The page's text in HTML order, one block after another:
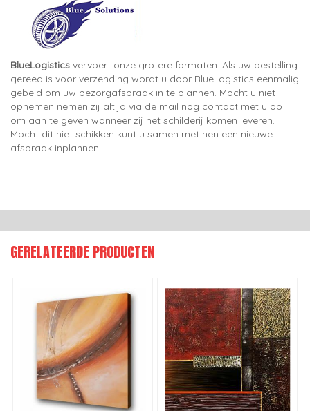
BlueLogistics vervoert onze grotere formaten. Als uw bestelling
gereed is voor verzending wordt u door BlueLogistics eenmalig
gebeld om uw bezorgafspraak in te plannen. Mocht u niet
opnemen nemen zij altijd via de mail nog contact met u op
om aan te geven wanneer zij het schilderij komen leveren.
Mocht dit niet schikken kunt u samen met hen een nieuwe
afspraak inplannen.
GERELATEERDE PRODUCTEN